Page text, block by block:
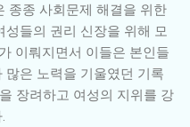
종종 사회문제 해결을 위한
들의 권리 신장을 위해 모
이뤄지면서 이들은 본인들
은 노력을 기울였던 기록
장려하고 여성의 지위를 강